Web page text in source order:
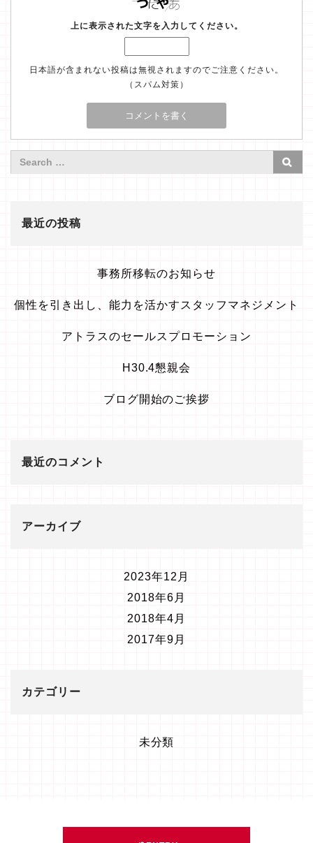
上に表示された文字を入力してください。
日本語が含まれない投稿は無視されますのでご注意ください。
（スパム対策）
最近の投稿
事務所移転のお知らせ
個性を引き出し、能力を活かすスタッフマネジメント
アトラスのセールスプロモーション
H30.4懇親会
ブログ開始のご挨拶
最近のコメント
アーカイブ
2023年12月
2018年6月
2018年4月
2017年9月
カテゴリー
未分類